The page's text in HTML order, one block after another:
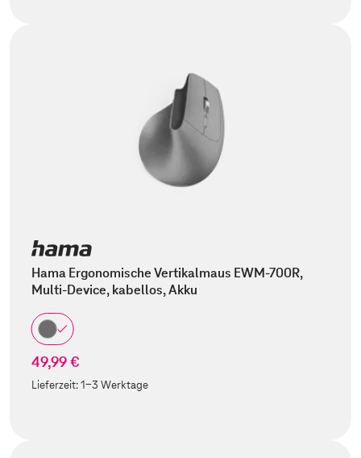
Hama Ergonomische Vertikalmaus EWM-700R,
Multi-Device, kabellos, Akku
49,99 €
Lieferzeit:1-3 Werktage